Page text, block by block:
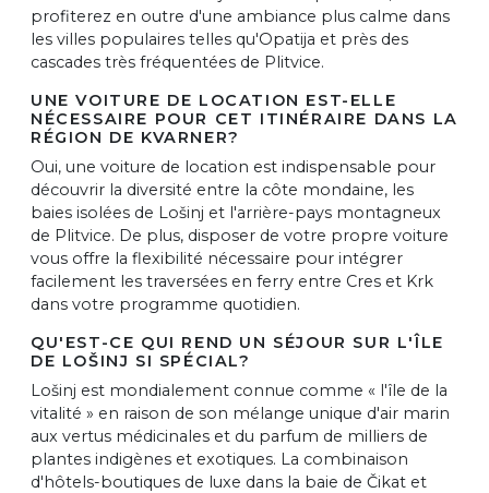
profiterez en outre d'une ambiance plus calme dans
les villes populaires telles qu'Opatija et près des
cascades très fréquentées de Plitvice.
UNE VOITURE DE LOCATION EST-ELLE
NÉCESSAIRE POUR CET ITINÉRAIRE DANS LA
RÉGION DE KVARNER?
Oui, une voiture de location est indispensable pour
découvrir la diversité entre la côte mondaine, les
baies isolées de Lošinj et l'arrière-pays montagneux
de Plitvice. De plus, disposer de votre propre voiture
vous offre la flexibilité nécessaire pour intégrer
facilement les traversées en ferry entre Cres et Krk
dans votre programme quotidien.
QU'EST-CE QUI REND UN SÉJOUR SUR L'ÎLE
DE LOŠINJ SI SPÉCIAL?
Lošinj est mondialement connue comme « l'île de la
vitalité » en raison de son mélange unique d'air marin
aux vertus médicinales et du parfum de milliers de
plantes indigènes et exotiques. La combinaison
d'hôtels-boutiques de luxe dans la baie de Čikat et